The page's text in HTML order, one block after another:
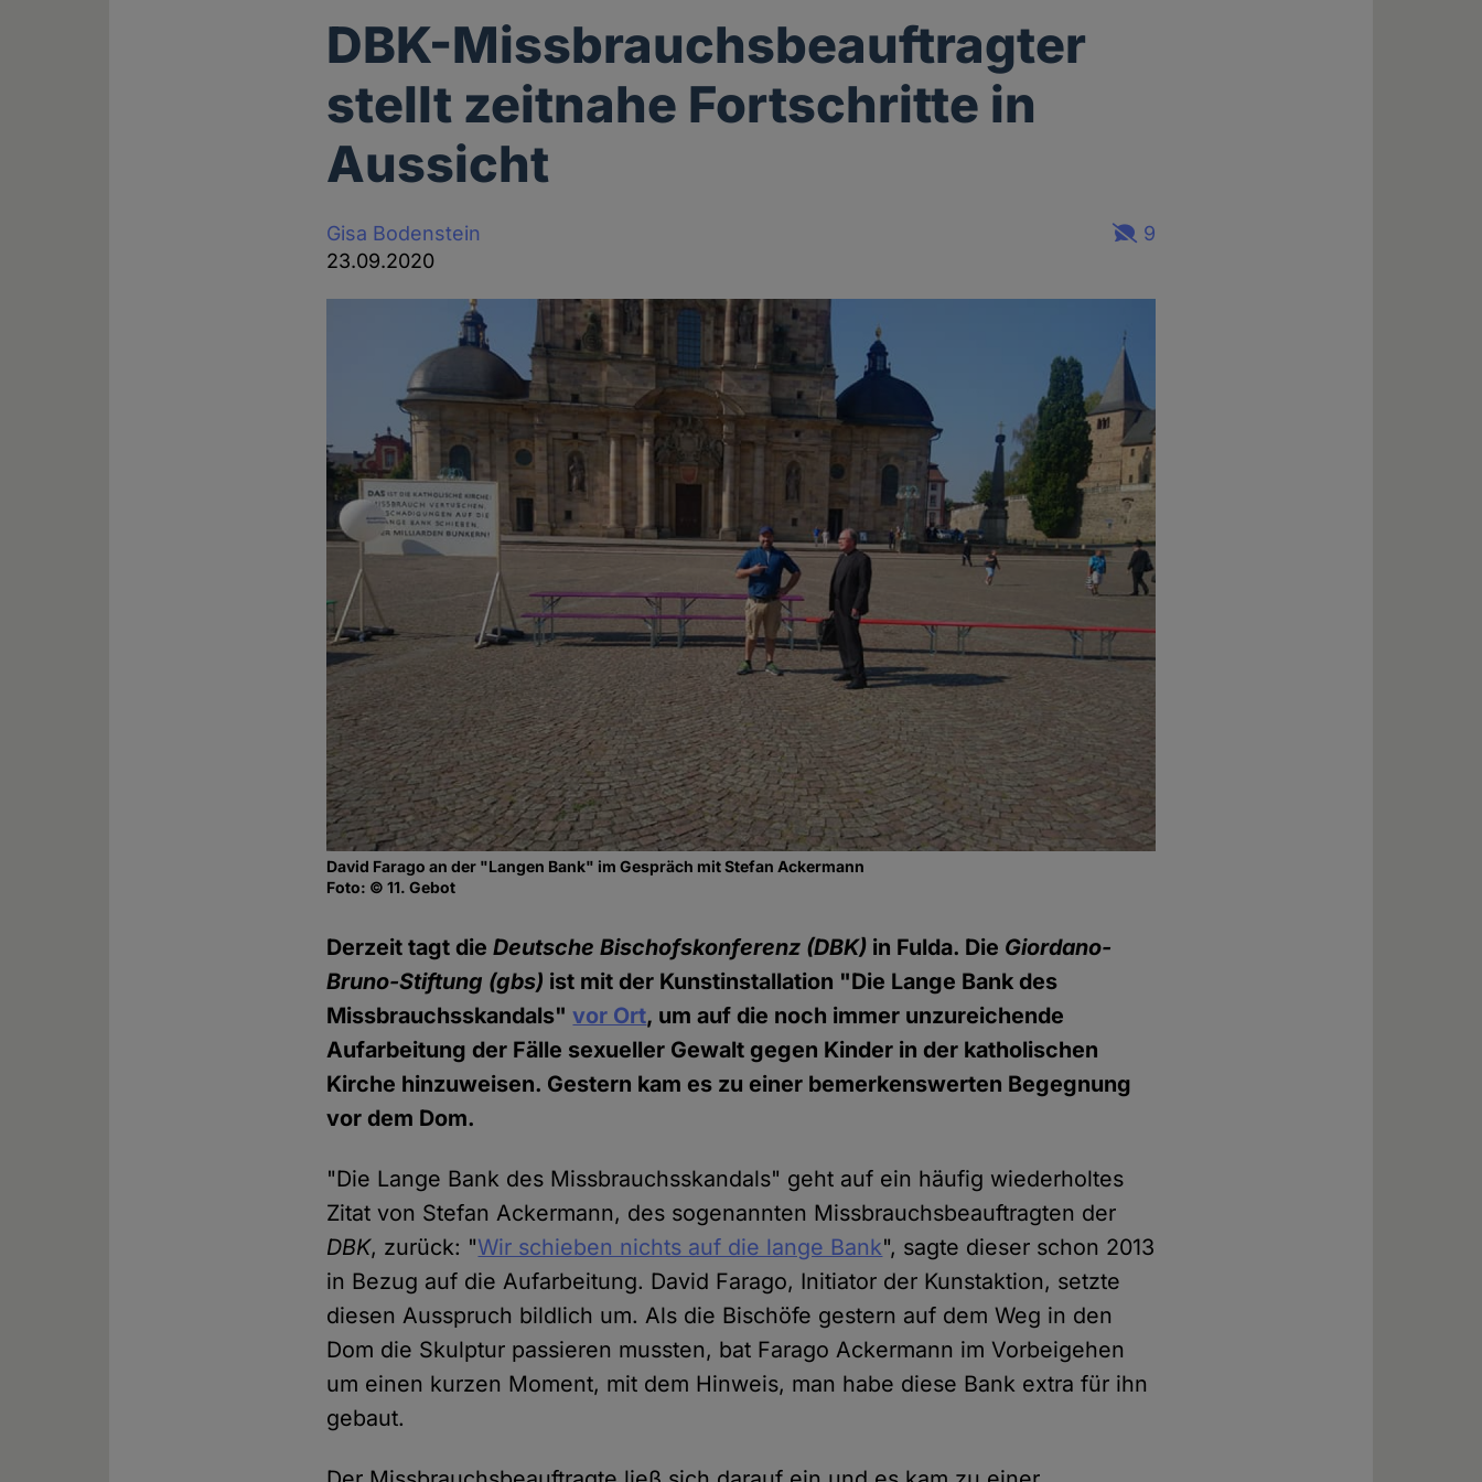
DBK-Missbrauchsbeauftragter
stellt zeitnahe Fortschritte in
Aussicht
Gisa Bodenstein
23.09.2020
9
David Farago an der "Langen Bank" im Gespräch mit Stefan Ackermann
Foto: © 11. Gebot
Derzeit tagt dieDeutsche Bischofskonferenz (DBK) in Fulda. Die Giordano-
Bruno-Stiftung (gbs) ist mit der Kunstinstallation "Die Lange Bank des
Missbrauchsskandals"vor Ort, um auf die noch immer unzureichende
Aufarbeitung der Fälle sexueller Gewalt gegen Kinder in der katholischen
Kirche hinzuweisen. Gestern kam es zu einer bemerkenswerten Begegnung
vor dem Dom.
"Die Lange Bank des Missbrauchsskandals" geht auf ein häufig wiederholtes
Zitat von Stefan Ackermann, des sogenannten Missbrauchsbeauftragten der
DBK, zurück: "Wir schieben nichts auf die lange Bank", sagte dieser schon 2013
in Bezug auf die Aufarbeitung. David Farago, Initiator der Kunstaktion, setzte
diesen Ausspruch bildlich um. Als die Bischöfe gestern auf dem Weg in den
Dom die Skulptur passieren mussten, bat Farago Ackermann im Vorbeigehen
um einen kurzen Moment, mit dem Hinweis, man habe diese Bank extra für ihn
gebaut.